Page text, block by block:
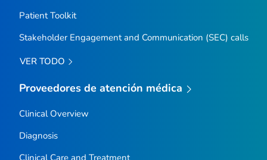
Patient Toolkit
Stakeholder Engagement and Communication (SEC) calls
VER TODO
Proveedores de atención médica
Clinical Overview
Diagnosis
Clinical Care and Treatment